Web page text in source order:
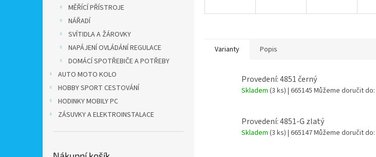
MĚŘÍCÍ PŘÍSTROJE
NÁŘADÍ
SVÍTIDLA A ŽÁROVKY
NAPÁJENÍ OVLÁDÁNÍ REGULACE
DOMÁCÍ SPOTŘEBIČE A POTŘEBY
AUTO MOTO KOLO
HOBBY SPORT CESTOVÁNÍ
HODINKY MOBILY PC
ZÁSUVKY A ELEKTROINSTALACE
Varianty Popis
Provedení: 4851 černý
Skladem (3 ks) | 665145 Můžeme doručit do:
Provedení: 4851-G zlatý
Skladem (3 ks) | 665147Můžeme doručit do: